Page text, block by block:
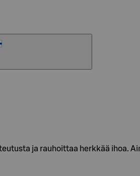
ja rauhoittaa herkkää ihoa.